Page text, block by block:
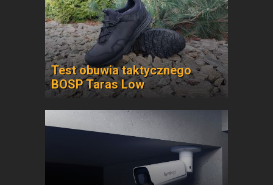
Test obuwia taktycznego
BOSP Taras Low